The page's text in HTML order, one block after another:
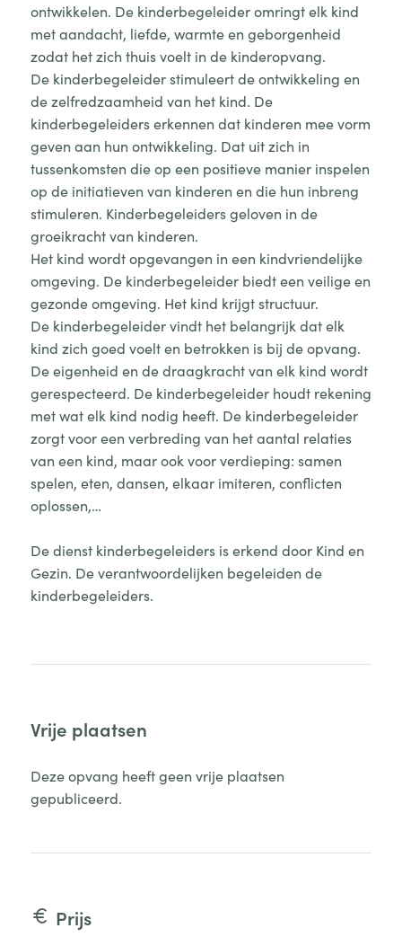
ontwikkelen. De kinderbegeleider omringt elk kind
met aandacht, liefde, warmte en geborgenheid
zodat het zich thuis voelt in de kinderopvang.
De kinderbegeleider stimuleert de ontwikkeling en
de zelfredzaamheid van het kind. De
kinderbegeleiders erkennen dat kinderen mee vorm
geven aan hun ontwikkeling. Dat uit zich in
tussenkomsten die op een positieve manier inspelen
op de initiatieven van kinderen en die hun inbreng
stimuleren. Kinderbegeleiders geloven in de
groeikracht van kinderen.
Het kind wordt opgevangen in een kindvriendelijke
omgeving. De kinderbegeleider biedt een veilige en
gezonde omgeving. Het kind krijgt structuur.
De kinderbegeleider vindt het belangrijk dat elk
kind zich goed voelt en betrokken is bij de opvang.
De eigenheid en de draagkracht van elk kind wordt
gerespecteerd. De kinderbegeleider houdt rekening
met wat elk kind nodig heeft. De kinderbegeleider
zorgt voor een verbreding van het aantal relaties
van een kind, maar ook voor verdieping: samen
spelen, eten, dansen, elkaar imiteren, conflicten
oplossen,…
De dienst kinderbegeleiders is erkend door Kind en
Gezin. De verantwoordelijken begeleiden de
kinderbegeleiders.
Vrije plaatsen
Deze opvang heeft geen vrije plaatsen
gepubliceerd.
Prijs